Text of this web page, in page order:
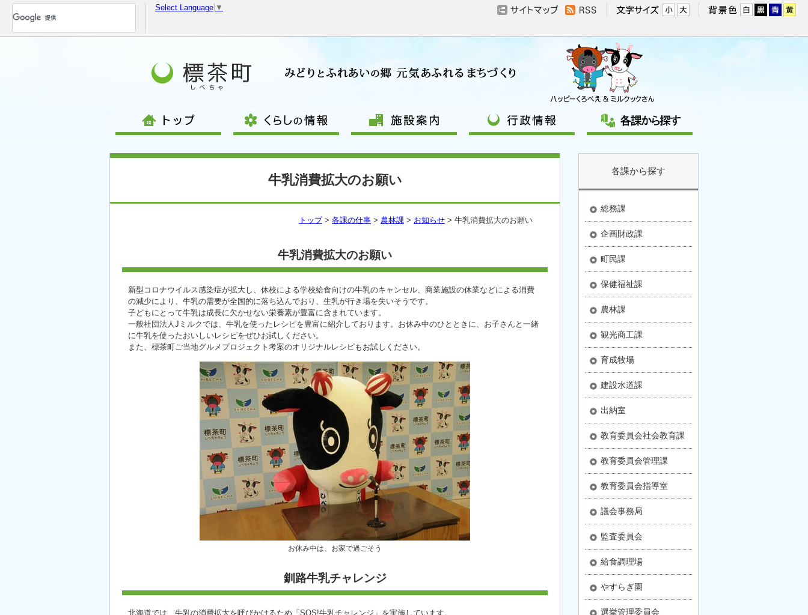
ン
テ
Select Language ▼
牛乳消費拡大のお願い
トップ> 各課の仕事 > 農林課 > お知らせ > 牛乳消費拡大のお願い
牛乳消費拡大のお願い
新型コロナウイルス感染症が拡大し、休校による学校給食向けの牛乳のキャンセル、商業施設の休業などによる消費
の減少により、牛乳の需要が全国的に落ち込んでおり、生乳が行き場を失いそうです。
子どもにとって牛乳は成長に欠かせない栄養素が豊富に含まれています。
一般社団法人Jミルクでは、牛乳を使ったレシピを豊富に紹介しております。お休み中のひとときに、お子さんと一緒
に牛乳を使ったおいしいレシピをぜひお試しください。
また、標茶町ご当地グルメプロジェクト考案のオリジナルレシピもお試しください。
お休み中は、お家で過ごそう
釧路牛乳チャレンジ
北海道では、牛乳の消費拡大を呼びかけるため「SOS!牛乳チャレンジ」を実施しています。
各課から探す
総務課
企画財政課
町民課
保健福祉課
農林課
観光商工課
育成牧場
建設水道課
出納室
教育委員会社会教育課
教育委員会管理課
教育委員会指導室
議会事務局
監査委員会
給食調理場
やすらぎ園
選挙管理委員会